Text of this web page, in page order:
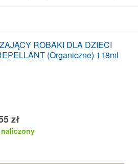
ROBAKI DLA DZIECI
(Organiczne) 118ml
zł
naliczony